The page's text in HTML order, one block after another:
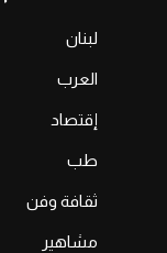
لبنان
العرب
إقتصاد
طب
ثقافة وفن
مشاهير